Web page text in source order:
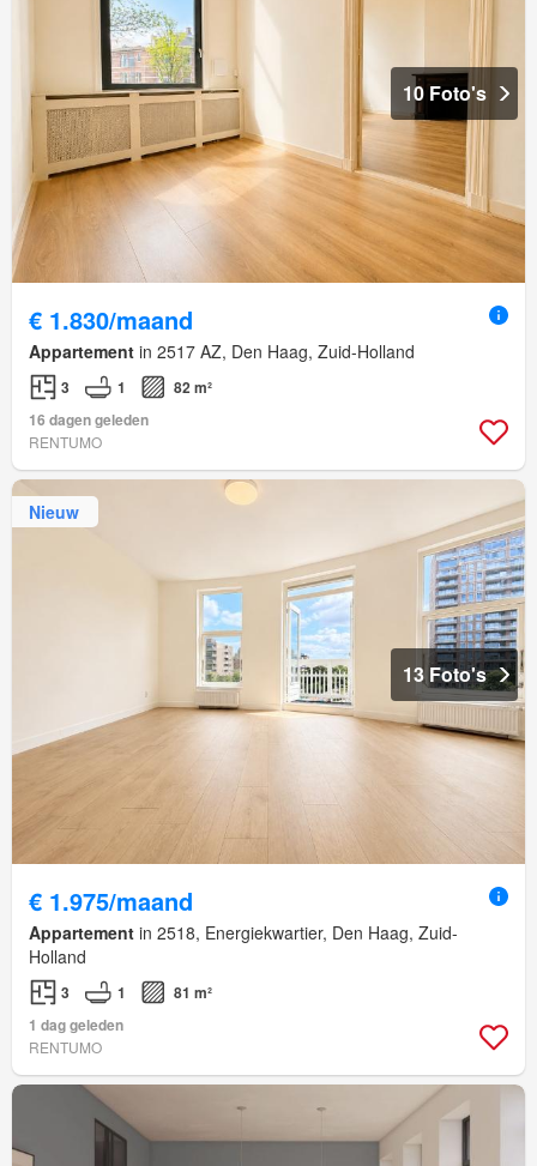
10 Foto's
€ 1.830/maand
Appartement in 2517 AZ, Den Haag, Zuid-Holland
3 1
82 m²
16 dagen geleden
RENTUMO
Nieuw
13 Foto's
€ 1.975/maand
Appartement in 2518, Energiekwartier, Den Haag, Zuid-
Holland
3 1
81 m²
1 dag geleden
RENTUMO